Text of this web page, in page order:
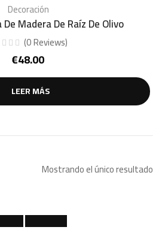
Decoración
Madera De Raíz De Olivo
(0Reviews)
€48.00
LEER MÁS
Mostrando el único resultado